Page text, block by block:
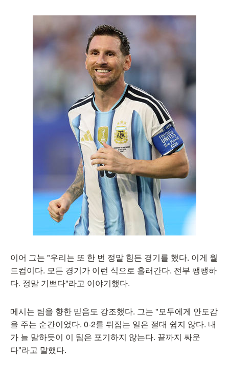
이어 그는 "우리는 또 한 번 정말 힘든 경기를 했다. 이게 월
드컵이다. 모든 경기가 이런 식으로 흘러간다. 전부 팽팽하
다. 정말 기쁘다"라고 이야기했다.
메시는 팀을 향한 믿음도 강조했다. 그는 "모두에게 안도감
을 주는 순간이었다. 0-2를 뒤집는 일은 절대 쉽지 않다. 내
가 늘 말하듯이 이 팀은 포기하지 않는다. 끝까지 싸운
다"라고 말했다.